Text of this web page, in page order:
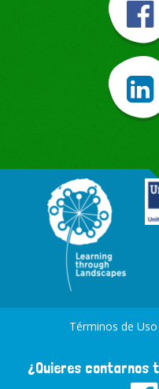
Términos de Uso
¿Quieres contarnos